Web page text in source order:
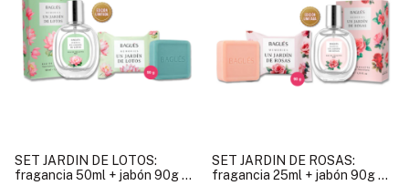
SET JARDIN DE LOTOS:
fragancia 50ml + jabón 90g +
SET JARDIN DE ROSAS:
fragancia 25ml + jabón 90g +